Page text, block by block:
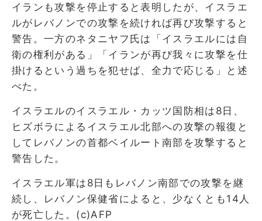
イランも攻撃を停止すると表明したが、イスラエ
ルがレバノンでの攻撃を続ければ再び攻撃すると
警告。一方のネタニヤフ氏は「イスラエルには自
衛の権利がある」「イランが再び我々に攻撃を仕
掛けるという過ちを犯せば、全力で応じる」と述
べた。
イスラエルのイスラエル・カッツ国防相は8日、
ヒズボラによるイスラエル北部への攻撃の報復と
してレバノンの首都ベイルート南部を攻撃すると
警告した。
イスラエル軍は8日もレバノン南部での攻撃を継
続し、レバノン保健省によると、少なくとも14人
が死亡した。(c)AFP